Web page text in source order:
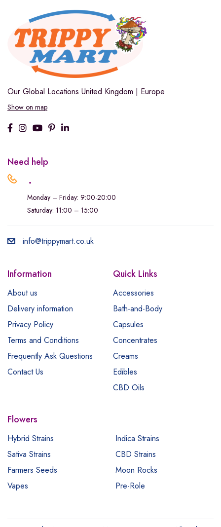
Our Global Locations United Kingdom | Europe
Show on map
Need help
.
Monday – Friday: 9:00-20:00
Saturday: 11:00 – 15:00
info@trippymart.co.uk
Information
About us
Delivery information
Privacy Policy
Terms and Conditions
Frequently Ask Questions
Contact Us
Quick Links
Accessories
Bath-and-Body
Capsules
Concentrates
Creams
Edibles
CBD Oils
Flowers
Hybrid Strains
Indica Strains
Sativa Strains
CBD Strains
Farmers Seeds
Moon Rocks
Vapes
Pre-Role